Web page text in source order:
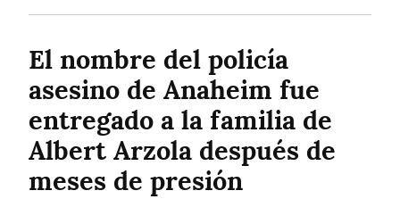
El nombre del policía
asesino de Anaheim fue
entregado a la familia de
Albert Arzola después de
meses de presión